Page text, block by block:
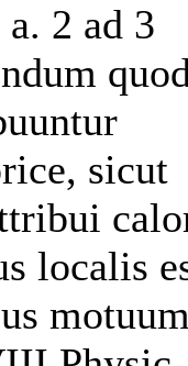
2 ad 3
sicut
localis